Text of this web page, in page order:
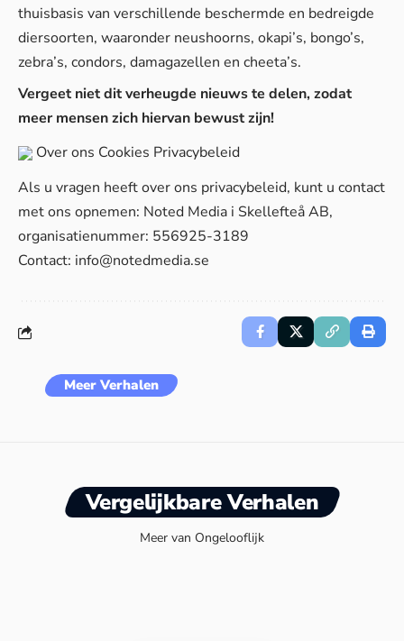
thuisbasis van verschillende beschermde en bedreigde
diersoorten, waaronder neushoorns, okapi’s, bongo’s,
zebra’s, condors, damagazellen en cheeta’s.
Vergeet niet dit verheugde nieuws te delen, zodat
meer mensen zich hiervan bewust zijn!
Over ons Cookies Privacybeleid
Als u vragen heeft over ons privacybeleid, kunt u contact
met ons opnemen: Noted Media i Skellefteå AB,
organisatienummer: 556925-3189
Contact: info@notedmedia.se
Meer Verhalen
Vergelijkbare Verhalen
Meer van Ongelooflijk